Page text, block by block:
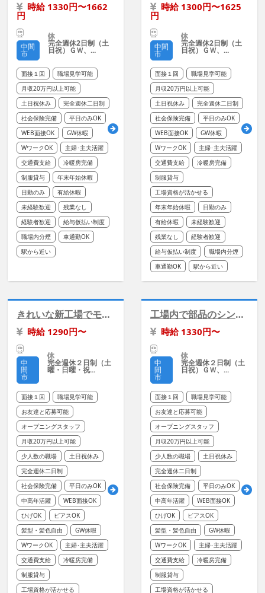
時給 1330円〜1662
円
中間
市
完全週休2日制（土
日祝）ＧＷ、...
面接１回
職場見学可能
月収20万円以上可能
土日祝休み
完全週休二日制
社会保険完備
平日のみOK
WEB面接OK
GW休暇
WワークOK
主婦･主夫活躍
交通費支給
冷暖房完備
制服貸与
年末年始休暇
日勤のみ
有給休暇
未経験歓迎
残業なし
経験者歓迎
給与仮払い制度
職場内分煙
車通勤OK
駅から近い
時給 1300円〜1625
円
中間
市
完全週休2日制（土
日祝）ＧＷ、...
面接１回
職場見学可能
月収20万円以上可能
土日祝休み
完全週休二日制
社会保険完備
平日のみOK
WEB面接OK
GW休暇
WワークOK
主婦･主夫活躍
交通費支給
冷暖房完備
制服貸与
工場資格が活かせる
年末年始休暇
日勤のみ
有給休暇
未経験歓迎
残業なし
経験者歓迎
給与仮払い制度
職場内分煙
車通勤OK
駅から近い
きれいな新工場でモーター組立/軽作業/冷暖房完備
時給 1290円〜
中
間
市
完全週休２日制（土
曜・日曜・祝...
面接１回
職場見学可能
お友達と応募可能
オープニングスタッフ
月収20万円以上可能
少人数の職場
土日祝休み
完全週休二日制
社会保険完備
平日のみOK
中高年活躍
WEB面接OK
ひげOK
ピアスOK
髪型・髪色自由
GW休暇
WワークOK
主婦･主夫活躍
交通費支給
冷暖房完備
制服貸与
工場資格が活かせる
工場内で部品のシンプル成形作業/完全週休２日制
時給 1330円〜
中
間
市
完全週休２日制（土
日祝）ＧＷ、...
面接１回
職場見学可能
お友達と応募可能
オープニングスタッフ
月収20万円以上可能
少人数の職場
土日祝休み
完全週休二日制
社会保険完備
平日のみOK
中高年活躍
WEB面接OK
ひげOK
ピアスOK
髪型・髪色自由
GW休暇
WワークOK
主婦･主夫活躍
交通費支給
冷暖房完備
制服貸与
工場資格が活かせる